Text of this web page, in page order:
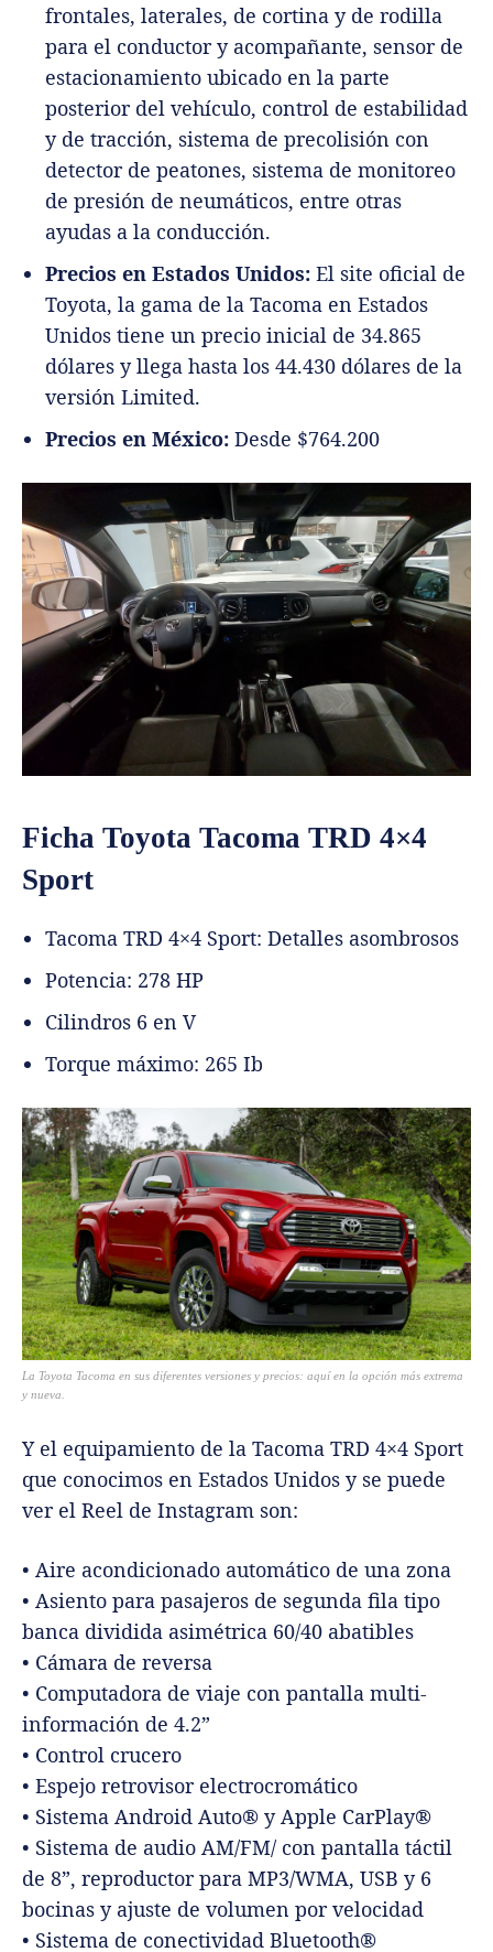
frontales, laterales, de cortina y de rodilla
para el conductor y acompañante, sensor de
estacionamiento ubicado en la parte
posterior del vehículo, control de estabilidad
y de tracción, sistema de precolisión con
detector de peatones, sistema de monitoreo
de presión de neumáticos, entre otras
ayudas a la conducción.
Precios en Estados Unidos: El site oficial de
Toyota, la gama de la Tacoma en Estados
Unidos tiene un precio inicial de 34.865
dólares y llega hasta los 44.430 dólares de la
versión Limited.
Precios en México: Desde $764.200
Ficha Toyota Tacoma TRD 4×4
Sport
Tacoma TRD 4×4 Sport: Detalles asombrosos
Potencia: 278 HP
Cilindros 6 en V
Torque máximo: 265 Ib
La Toyota Tacoma en sus diferentes versiones y precios: aquí en la opción más extrema
y nueva.
Y el equipamiento de la Tacoma TRD 4×4 Sport
que conocimos en Estados Unidos y se puede
ver el Reel de Instagram son:
• Aire acondicionado automático de una zona
• Asiento para pasajeros de segunda fila tipo
banca dividida asimétrica 60/40 abatibles
• Cámara de reversa
• Computadora de viaje con pantalla multi-
información de 4.2”
• Control crucero
• Espejo retrovisor electrocromático
• Sistema Android Auto® y Apple CarPlay®
• Sistema de audio AM/FM/ con pantalla táctil
de 8”, reproductor para MP3/WMA, USB y 6
bocinas y ajuste de volumen por velocidad
• Sistema de conectividad Bluetooth®